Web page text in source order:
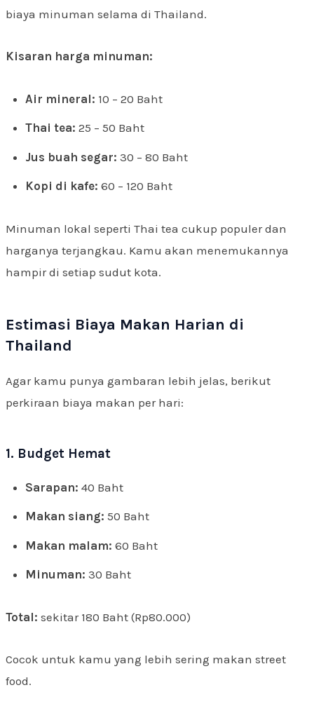
biaya minuman selama di Thailand.
Kisaran harga minuman:
Air mineral: 10 – 20 Baht
Thai tea: 25 – 50 Baht
Jus buah segar: 30 – 80 Baht
Kopi di kafe: 60 – 120 Baht
Minuman lokal seperti Thai tea cukup populer dan
harganya terjangkau. Kamu akan menemukannya
hampir di setiap sudut kota.
Estimasi Biaya Makan Harian di
Thailand
Agar kamu punya gambaran lebih jelas, berikut
perkiraan biaya makan per hari:
1. Budget Hemat
Sarapan: 40 Baht
Makan siang: 50 Baht
Makan malam: 60 Baht
Minuman: 30 Baht
Total: sekitar 180 Baht (Rp80.000)
Cocok untuk kamu yang lebih sering makan street
food.